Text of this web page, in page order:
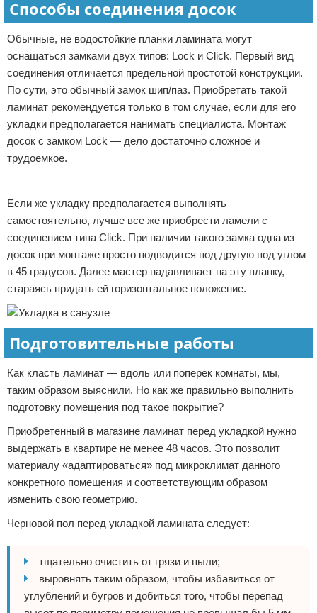
Способы соединения досок
Обычные, не водостойкие планки ламината могут
оснащаться замками двух типов: Lock и Click. Первый вид
соединения отличается предельной простотой конструкции.
По сути, это обычный замок шип/паз. Приобретать такой
ламинат рекомендуется только в том случае, если для его
укладки предполагается нанимать специалиста. Монтаж
досок с замком Lock — дело достаточно сложное и
трудоемкое.
Если же укладку предполагается выполнять
самостоятельно, лучше все же приобрести ламели с
соединением типа Click. При наличии такого замка одна из
досок при монтаже просто подводится под другую под углом
в 45 градусов. Далее мастер надавливает на эту планку,
стараясь придать ей горизонтальное положение.
Подготовительные работы
Как класть ламинат — вдоль или поперек комнаты, мы,
таким образом выяснили. Но как же правильно выполнить
подготовку помещения под такое покрытие?
Приобретенный в магазине ламинат перед укладкой нужно
выдержать в квартире не менее 48 часов. Это позволит
материалу «адаптироваться» под микроклимат данного
конкретного помещения и соответствующим образом
изменить свою геометрию.
Черновой пол перед укладкой ламината следует:
тщательно очистить от грязи и пыли;
выровнять таким образом, чтобы избавиться от
углублений и бугров и добиться того, чтобы перепад